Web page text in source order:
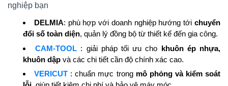
nghiệp bạn
DELMIA: phù hợp với doanh nghiệp hướng tớichuyển
đổi số toàn diện, quản lý đồng bộ từ thiết kế đến gia công.
CAM-TOOL : giải pháp tối ưu cho khuôn ép nhựa,
khuôn dập và các chi tiết cần độ chính xác cao.
VERICUT : chuẩn mực trong mô phỏng và kiểm soát